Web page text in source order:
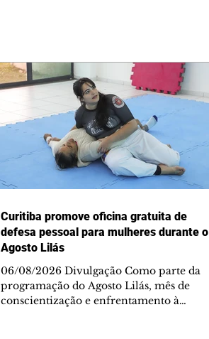
Curitiba promove oficina gratuita de
defesa pessoal para mulheres durante o
Agosto Lilás
06/08/2026 Divulgação Como parte da
programação do Agosto Lilás, mês de
conscientização e enfrentamento à